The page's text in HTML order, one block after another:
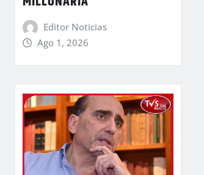
Editor Noticias
Ago 1, 2026